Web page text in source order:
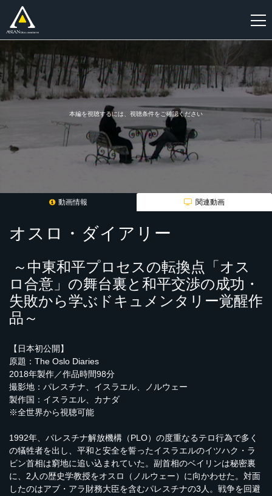
規
登
本編を視聴するには、視聴条件をご確認ください
動画情報 関連動画
オスロ・ダイアリー
～中東和平プロセスの転換点「オス
ロ合意」の舞台裏と和平交渉の成功・
失敗から学ぶドキュメンタリー覚醒作
品～
【日本初公開】
原題：The Oslo Diaries
2018年製作／作品時間98分
撮影地：パレスチナ、イスラエル、ノルウェー
製作国：イスラエル、カナダ
※全世界から視聴可能
1992年、パレスチナ解放機構（PLO）の度重なるテロ行為で多く
の犠牲者を出し、平和と安全を誓ったイスラエルのイツハク・ラ
ビン首相は窮地に追い込まれていた。副首相のベイリンは秘密裏
に、2人の歴史学教授をオスロ（ノルウェー）に向かわせた。対面
したのはアブ・アラ財務大臣を含むパレスチナの3人。戦争を回避